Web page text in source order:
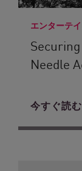
エンターテ
Needle
今すぐ読む